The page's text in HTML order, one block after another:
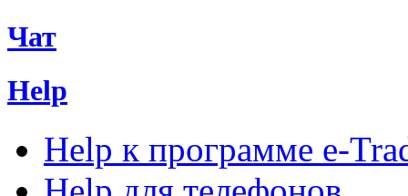
Чат
Help
Help к программе e-